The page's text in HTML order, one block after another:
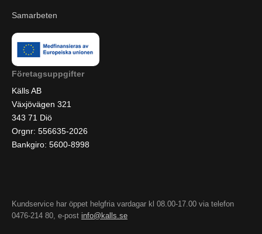
Samarbeten
Företagsuppgifter
Källs AB
Växjövägen 321
343 71 Diö
Orgnr: 556635-2026
Bankgiro: 5600-8998
Kundservice har öppet helgfria vardagar kl 08.00-17.00 via telefon
0476-214 80, e-post info@kalls.se